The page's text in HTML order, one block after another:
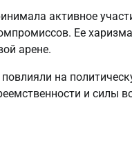
активное
Ее
арене.
на
и силы